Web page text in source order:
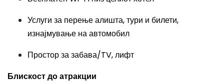
Услуги за перење алишта, тури и билети,
изнајмување на автомобил
Простор за забава/TV, лифт
Блискост до атракции